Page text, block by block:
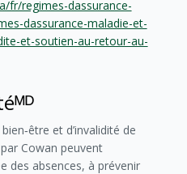
fr/regimes-dassurance-
dassurance-maladie-et-
et-soutien-au-retour-au-
et d’invalidité de
Cowan peuvent
des absences, à prévenir